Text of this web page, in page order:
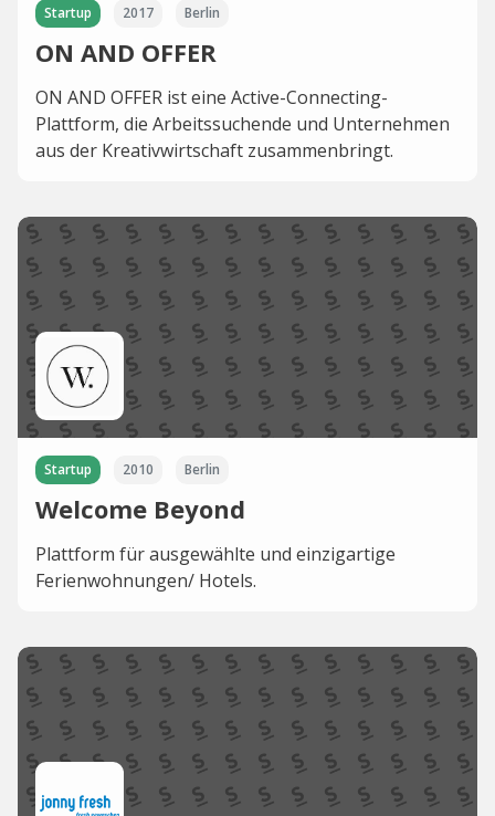
Startup 2017 Berlin
ON AND OFFER
ON AND OFFER ist eine Active-Connecting-
Plattform, die Arbeitssuchende und Unternehmen
aus der Kreativwirtschaft zusammenbringt.
Startup 2010 Berlin
Welcome Beyond
Plattform für ausgewählte und einzigartige
Ferienwohnungen/ Hotels.